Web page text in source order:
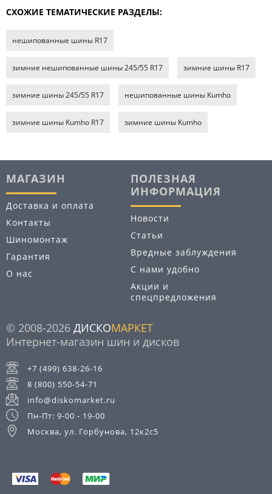
СХОЖИЕ ТЕМАТИЧЕСКИЕ РАЗДЕЛЫ:
нешипованные шины R17
зимние нешипованные шины 245/55 R17 зимние шины R17
зимние шины 245/55 R17 нешипованные шины Kumho
зимние шины Kumho R17 зимние шины Kumho
МАГАЗИН
Доставка и оплата
Контакты
Шиномонтаж
Гарантия
О нас
ПОЛЕЗНАЯ
ИНФОРМАЦИЯ
Новости
Статьи
Вредные заблуждения
С нами удобно
Акции и
спецпредложения
© 2008-2026 ДИСКОМАРКЕТ
Интернет-магазин шин и дисков
+7 (499) 638-26-16
8 (800) 550-54-71
info@diskomarket.ru
Пн-Пт: 9-00 - 19-00
Москва, ул. Горбунова, 12к2с5